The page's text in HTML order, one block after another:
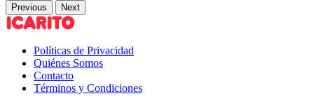
Previous Next
Políticas de Privacidad
Quiénes Somos
Contacto
Términos y Condiciones